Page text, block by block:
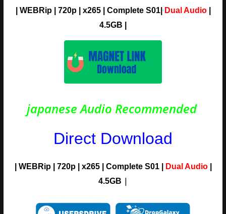
WEBRip | 720p | x265 | Complete S01| Dual Audio|
4.5GB
japanese Audio Recommended
Direct Download
| WEBRip | 720p | x265 | Complete S01 | Dual Audio|
4.5GB |